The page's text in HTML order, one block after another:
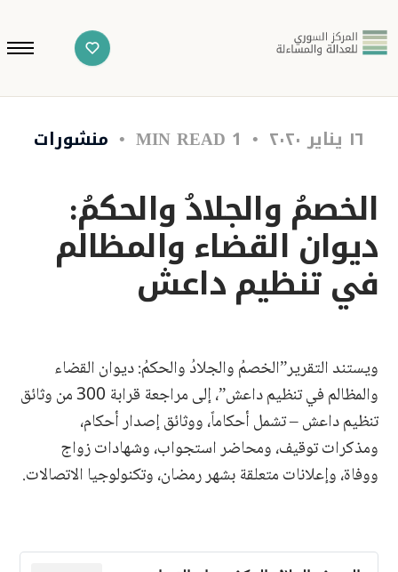
١٦ يناير ٢٠٢٠ منشورات
الخصمُ والجلادُ والحكمُ:
ديوان القضاء والمظالم
في تنظيم داعش
ويستند التقرير”الخصمُ والجلادُ والحكمُ: ديوان القضاء
والمظالم في تنظيم داعش”، إلى مراجعة قرابة 300 من وثائق
تنظيم داعش – تشمل أحكاماً، ووثائق إصدار أحكام،
ومذكرات توقيف، ومحاضر استجواب، وشهادات زواج
ووفاة، وإعلانات متعلقة بشهر رمضان، وتكنولوجيا الاتصالات.